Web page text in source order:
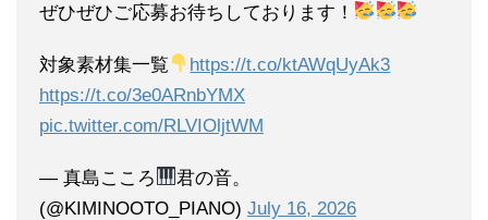
ぜひぜひご応募お待ちしております！
対象素材集一覧
https://t.co/ktAWqUyAk3
https://t.co/3e0ARnbYMX
pic.twitter.com/RLVIOljtWM
— 真島こころ
君の音。
(@KIMINOOTO_PIANO) July 16, 2026